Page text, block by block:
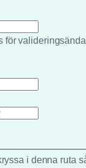
för
i denna ruta